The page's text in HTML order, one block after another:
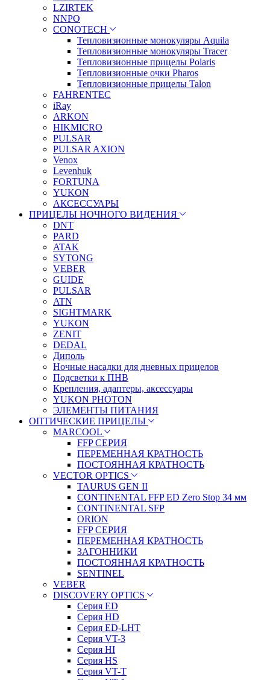
LZIRTEK
NNPO
CONOTECH
Тепловизионные монокуляры Aquila
Тепловизионные монокуляры Tracer
Тепловизионные прицелы Polaris
Тепловизионные очки Pharos
Тепловизионные прицелы Talon
FAHRENTEC
iRay
ARKON
HIKMICRO
PULSAR
PULSAR AXION
Venox
Levenhuk
FORTUNA
YUKON
АКСЕССУАРЫ
ПРИЦЕЛЫ НОЧНОГО ВИДЕНИЯ
DNT
PARD
ATAK
SYTONG
VEBER
GUIDE
PULSAR
ATN
SIGHTMARK
YUKON
ZENIT
DEDAL
Диполь
Ночные насадки для дневных прицелов
Подсветки к ПНВ
Крепления, адаптеры, аксессуары
YUKON PHOTON
ЭЛЕМЕНТЫ ПИТАНИЯ
ОПТИЧЕСКИЕ ПРИЦЕЛЫ
MARCOOL
FFP СЕРИЯ
ПЕРЕМЕННАЯ КРАТНОСТЬ
ПОСТОЯННАЯ КРАТНОСТЬ
VECTOR OPTICS
TAURUS GEN II
CONTINENTAL FFP ED Zero Stop 34 мм
CONTINENTAL SFP
ORION
FFP СЕРИЯ
ПЕРЕМЕННАЯ КРАТНОСТЬ
ЗАГОННИКИ
ПОСТОЯННАЯ КРАТНОСТЬ
SENTINEL
VEBER
DISCOVERY OPTICS
Серия ED
Серия HD
Серия ED-LHT
Серия VT-3
Серия HI
Серия HS
Серия VT-T